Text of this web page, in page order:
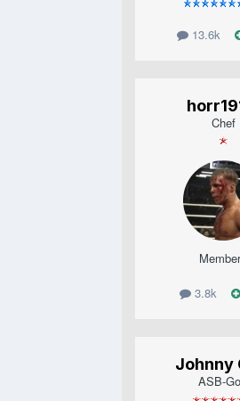
13.6k
Chef
3.8k
Johnny
ASB-